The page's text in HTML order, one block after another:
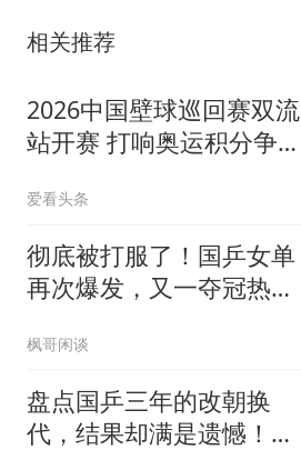
相关推荐
2026中国壁球巡回赛双流
站开赛 打响奥运积分争夺
爱看头条
彻底被打服了！国乒女单
再次爆发，又一夺冠热门
枫哥闲谈
盘点国乒三年的改朝换
代，结果却满是遗憾！，